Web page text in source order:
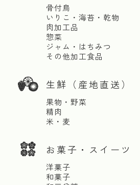
骨付鳥
いりこ・海苔・乾物
肉加工品
惣菜
ジャム・はちみつ
その他加工食品
生鮮（産地直送）
果物・野菜
精肉
米・麦
お菓子・スイーツ
洋菓子
和菓子